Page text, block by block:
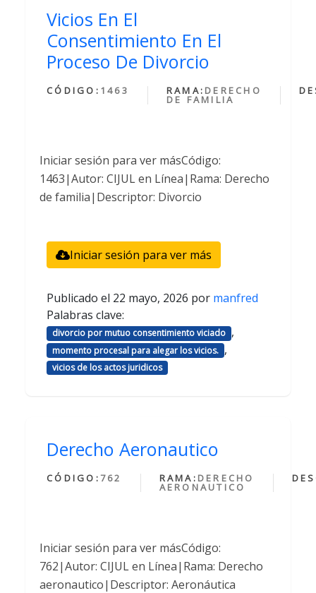
Vicios En El
Consentimiento En El
Proceso De Divorcio
CÓDIGO: 1463 RAMA: DERECHO
DE FAMILIA
Iniciar sesión para ver másCódigo:
1463|Autor: CIJUL en Línea|Rama: Derecho
de familia|Descriptor: Divorcio
Iniciar sesión para ver más
Publicado el 22 mayo, 2026 por manfred
Palabras clave:
divorcio por mutuo consentimiento viciado ,
momento procesal para alegar los vicios. ,
vicios de los actos juridicos
Derecho Aeronautico
CÓDIGO: 762 RAMA: DERECHO
AERONAUTICO
Iniciar sesión para ver másCódigo:
762|Autor: CIJUL en Línea|Rama: Derecho
aeronautico|Descriptor: Aeronáutica